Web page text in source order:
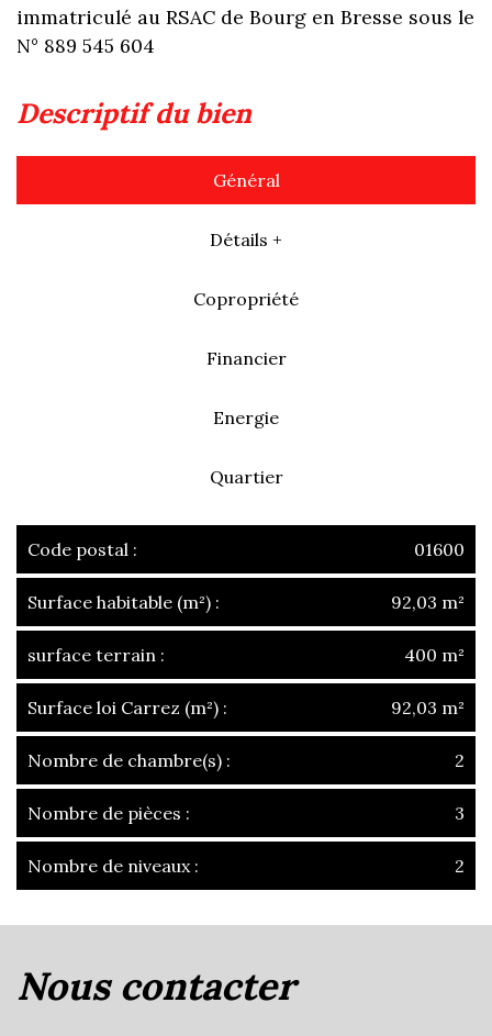
immatriculé au RSAC de Bourg en Bresse sous le
N° 889 545 604
descriptif du bien
Général
Détails +
Copropriété
Financier
Energie
Quartier
Code postal : 01600
Surface habitable (m²) : 92,03 m²
surface terrain : 400 m²
Surface loi Carrez (m²) : 92,03 m²
Nombre de chambre(s) : 2
Nombre de pièces : 3
Nombre de niveaux : 2
+
nous contacter